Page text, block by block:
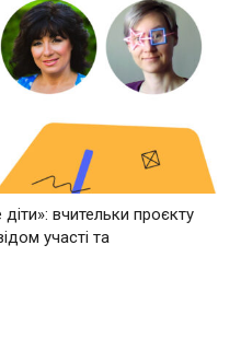
вчительки проєкту
участі та